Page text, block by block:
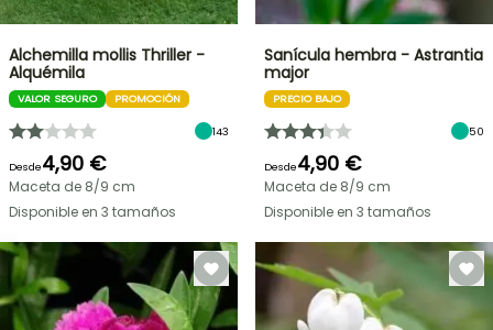
OFERTA
RELÁMPAGO
¡HASTA
UN
Alchemilla mollis Thriller -
Alquémila
VALOR SEGURO PROMOCIÓN
143
Desde4,90 €
Maceta de 8/9 cm
Disponible en 3 tamaños
Sanícula hembra - Astrantia
major
PRECIO BAJO
50
Desde4,90 €
Maceta de 8/9 cm
Disponible en 3 tamaños